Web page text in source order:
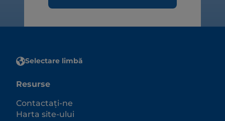
Selectare limbă
Resurse
Contactați-ne
Harta site-ului